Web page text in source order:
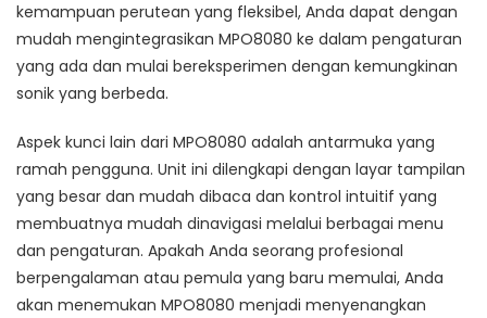
kemampuan perutean yang fleksibel, Anda dapat dengan
mudah mengintegrasikan MPO8080 ke dalam pengaturan
yang ada dan mulai bereksperimen dengan kemungkinan
sonik yang berbeda.
Aspek kunci lain dari MPO8080 adalah antarmuka yang
ramah pengguna. Unit ini dilengkapi dengan layar tampilan
yang besar dan mudah dibaca dan kontrol intuitif yang
membuatnya mudah dinavigasi melalui berbagai menu
dan pengaturan. Apakah Anda seorang profesional
berpengalaman atau pemula yang baru memulai, Anda
akan menemukan MPO8080 menjadi menyenangkan